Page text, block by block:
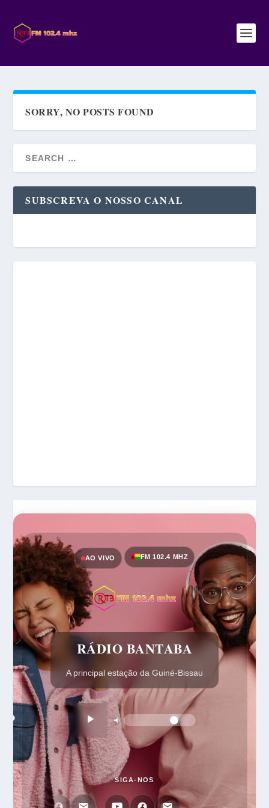
SORRY, NO POSTS FOUND
SUBSCREVA O NOSSO CANAL
AO VIVO FM 102.4 MHZ
RÁDIO BANTABA
A principal estação da Guiné-Bissau
SIGA-NOS